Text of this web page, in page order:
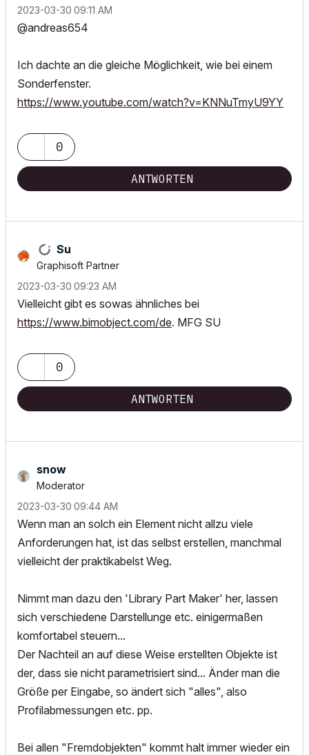
‎2023-03-30 09:11 AM
@andreas654
Ich dachte an die gleiche Möglichkeit, wie bei einem
Sonderfenster.
https://www.youtube.com/watch?v=KNNuTmyU9YY
0
ANTWORTEN
Su
Graphisoft Partner
‎2023-03-30 09:23 AM
Vielleicht gibt es sowas ähnliches bei
https://www.bimobject.com/de. MFG SU
0
ANTWORTEN
snow
Moderator
‎2023-03-30 09:44 AM
Wenn man an solch ein Element nicht allzu viele
Anforderungen hat, ist das selbst erstellen, manchmal
vielleicht der praktikabelst Weg.
Nimmt man dazu den 'Library Part Maker' her, lassen
sich verschiedene Darstellunge etc. einigermaßen
komfortabel steuern...
Der Nachteil an auf diese Weise erstellten Objekte ist
der, dass sie nicht parametrisiert sind... Änder man die
Größe per Eingabe, so ändert sich "alles", also
Profilabmessungen etc. pp.
Bei allen "Fremdobjekten" kommt halt immer wieder ein